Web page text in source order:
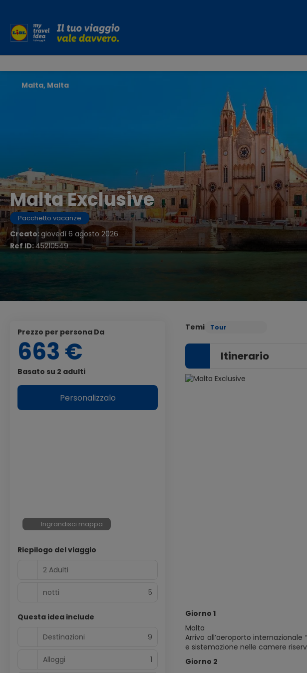
Malta Exclusive
Pacchetto vacanze
Creato:giovedì 6 agosto 2026
Ref ID:45210549
Malta, Malta
Temi Tour
Itinerario
Giorno 1
Malta
Arrivo all’aeroporto
e sistemazione nelle camere
Giorno 2
Prezzo per persona Da
663 €
Basato su 2 adulti
Personalizzalo
Ingrandisci mappa
Riepilogo del viaggio
2 Adulti
notti 5
Questa idea include
Destinazioni
9
Alloggi 1